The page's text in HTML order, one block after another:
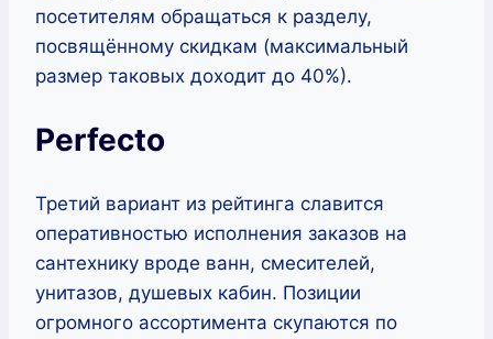
посетителям обращаться к разделу,
посвящённому скидкам (максимальный
размер таковых доходит до 40%).
Perfecto
Третий вариант из рейтинга славится
оперативностью исполнения заказов на
сантехнику вроде ванн, смесителей,
унитазов, душевых кабин. Позиции
огромного ассортимента скупаются по